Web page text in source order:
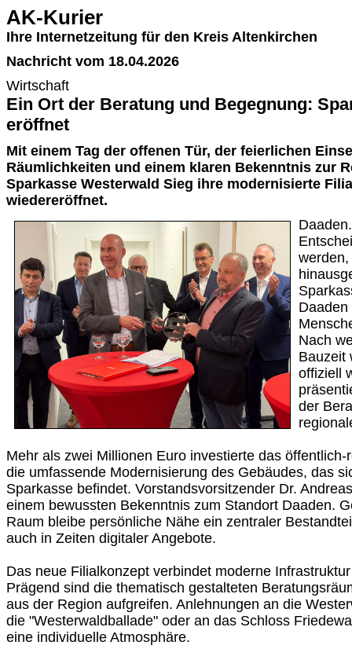
AK-Kurier
Ihre Internetzeitung für den Kreis Altenkirchen
Nachricht vom 18.04.2026
Wirtschaft
Ein Ort der Beratung und Begegnung:
eröffnet
Mit einem Tag der offenen Tür, der feierlichen
Räumlichkeiten und einem klaren Bekenntnis zur
Sparkasse Westerwald Sieg ihre modernisierte
wiedereröffnet.
Nach
Bauzeit
offiziell
der
Mehr als zwei Millionen Euro investierte das
die umfassende Modernisierung des Gebäudes, das
Sparkasse befindet. Vorstandsvorsitzender Dr.
einem bewussten Bekenntnis zum Standort Daaden.
Raum bleibe persönliche Nähe ein zentraler
auch in Zeiten digitaler Angebote.
Das neue Filialkonzept verbindet moderne
Prägend sind die thematisch gestalteten
aus der Region aufgreifen. Anlehnungen an die
die "Westerwaldballade" oder an das Schloss
eine individuelle Atmosphäre.